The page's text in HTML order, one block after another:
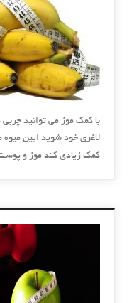
با کمک موز می توانید
لاغری خود شوید ایین میوه
کمک زیادی کند موز و